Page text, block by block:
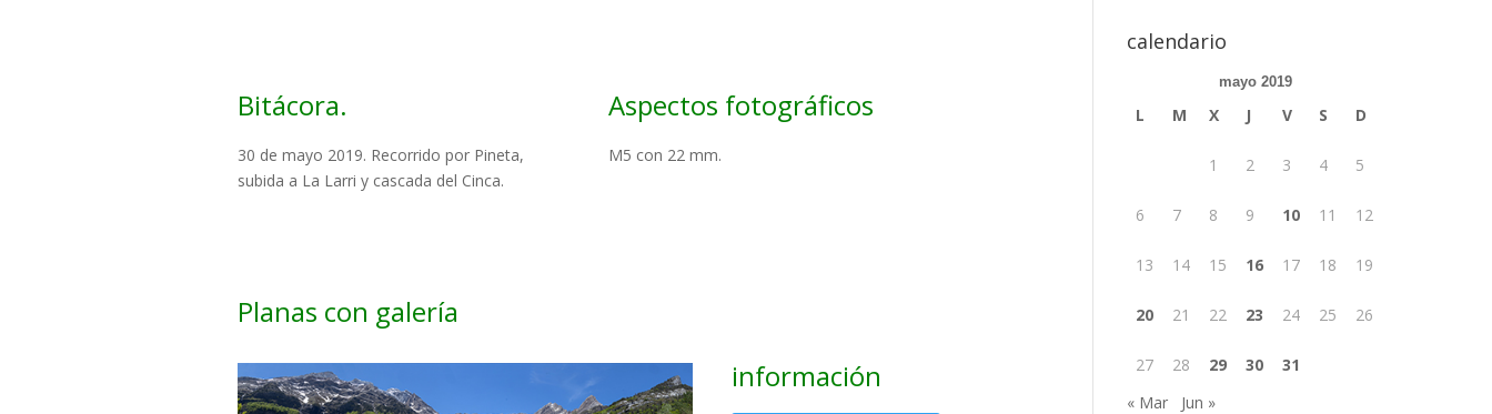
Bitácora.
30 de mayo 2019. Recorrido por Pineta,
subida a La Larri y cascada del Cinca.
Aspectos fotográficos
M5 con 22 mm.
Planas con galería
información
calendario
mayo 2019
L M X J V S D
1 2 3 4 5
6 7 8 9 10 11 12
13 14 15 16 17 18 19
20 21 22 23 24 25 26
27 28 29 30
31
« Mar
Jun »